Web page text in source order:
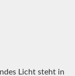
Licht steht in